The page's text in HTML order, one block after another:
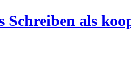
Schreiben als